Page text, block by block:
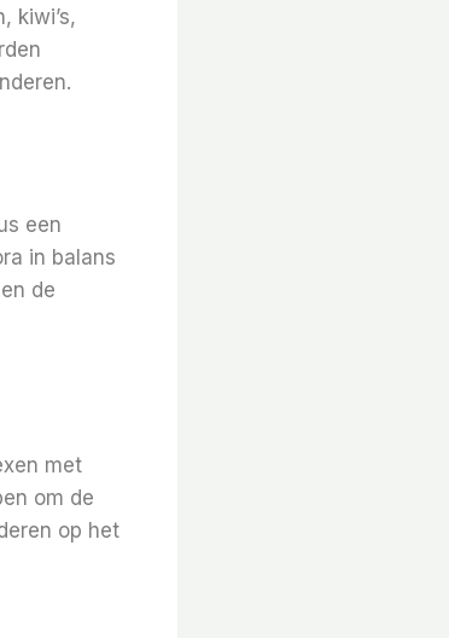
kiwi’s,
een
in balans
de
met
om de
op het